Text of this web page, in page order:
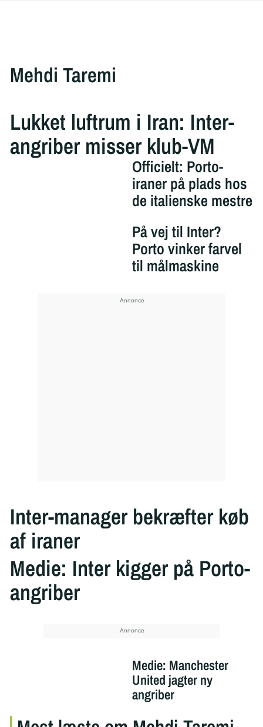
Mehdi Taremi
Lukket luftrum i Iran: Inter-
angriber misser klub-VM
Officielt: Porto-
iraner på plads hos
de italienske mestre
På vej til Inter?
Porto vinker farvel
til målmaskine
Inter-manager bekræfter køb
af iraner
Medie: Inter kigger på Porto-
angriber
Medie: Manchester
United jagter ny
angriber